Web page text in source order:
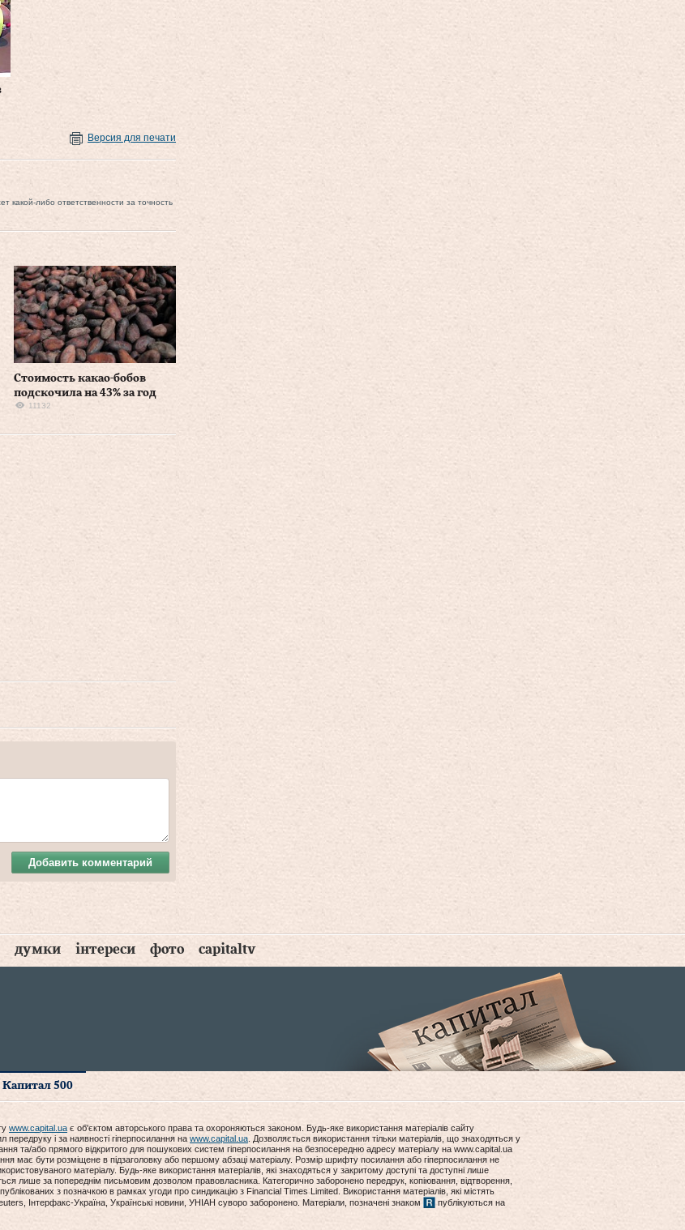
Версия для печати
какой-либо ответственности за точность
Стоимость какао-бобов
подскочила на 43% за год
11132
Добавить комментарий
думки інтереси фото capitaltv
Капитал 500
www.capital.ua є об'єктом авторського права та охороняються законом. Будь-яке використання матеріалів сайту
передруку і за наявності гіперпосилання на www.capital.ua . Дозволяється використання тільки матеріалів, що знаходяться у
та/або прямого відкритого для пошукових систем гіперпосилання на безпосередню адресу матеріалу на www.capital.ua
має бути розміщене в підзаголовку або першому абзаці матеріалу. Розмір шрифту посилання або гіперпосилання не
матеріалу. Будь-яке використання матеріалів, які знаходяться у закритому доступі та доступні лише
лише за попереднім письмовим дозволом правовласника. Категорично заборонено передрук, копіювання, відтворення,
з позначкою в рамках угоди про синдикацію з Financial Times Limited. Використання матеріалів, які містять
Інтерфакс-Україна, Українські новини, УНІАН суворо заборонено. Матеріали, позначені знаком
публікуються на